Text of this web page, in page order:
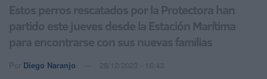
Estos perros rescatados por la Protectora han
partido este jueves desde la Estación Marítima
para encontrarse con sus nuevas familias
Por Diego Naranjo 28/12/2023 - 16:43